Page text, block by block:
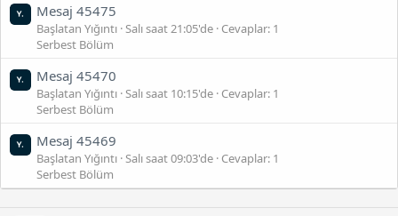
Mesaj 45475
Başlatan Yığıntı Salı saat 21:05'de Cevaplar: 1
Serbest Bölüm
Mesaj 45470
Başlatan Yığıntı Salı saat 10:15'de Cevaplar: 1
Serbest Bölüm
Mesaj 45469
Başlatan Yığıntı Salı saat 09:03'de Cevaplar: 1
Serbest Bölüm